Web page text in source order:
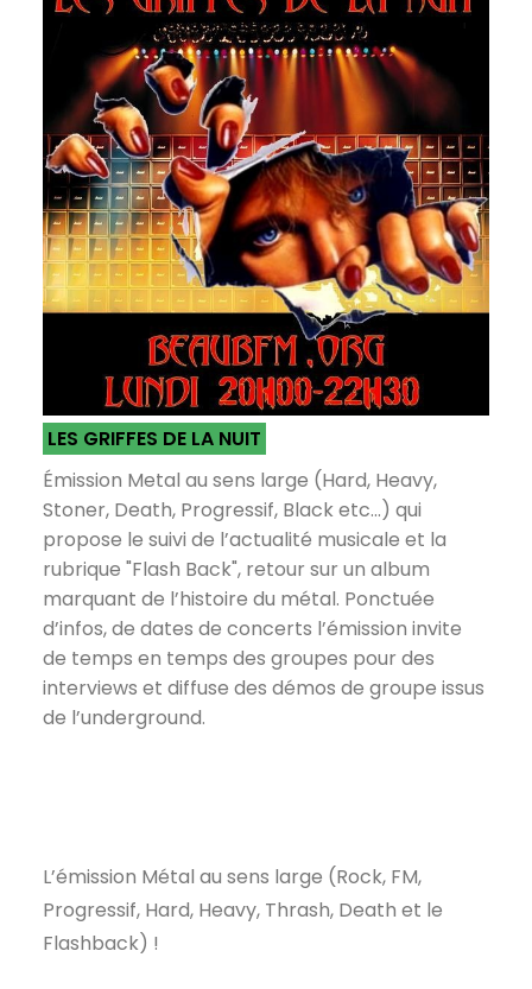
LES GRIFFES DE LA NUIT
Émission Metal au sens large (Hard, Heavy,
Stoner, Death, Progressif, Black etc...) qui
propose le suivi de l’actualité musicale et la
rubrique "Flash Back", retour sur un album
marquant de l’histoire du métal. Ponctuée
d’infos, de dates de concerts l’émission invite
de temps en temps des groupes pour des
interviews et diffuse des démos de groupe issus
de l’underground.
L’émission Métal au sens large (Rock, FM,
Progressif, Hard, Heavy, Thrash, Death et le
Flashback) !